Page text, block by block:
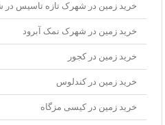
خرید زمین در شهرک تازه تاسیس در
خرید زمین در شهرک نمک آبرود
خرید زمین در کجور
خرید زمین در کندلوس
خرید زمین در کیسی مزگاه